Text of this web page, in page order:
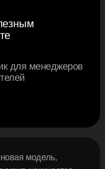
для менеджеров
модель,